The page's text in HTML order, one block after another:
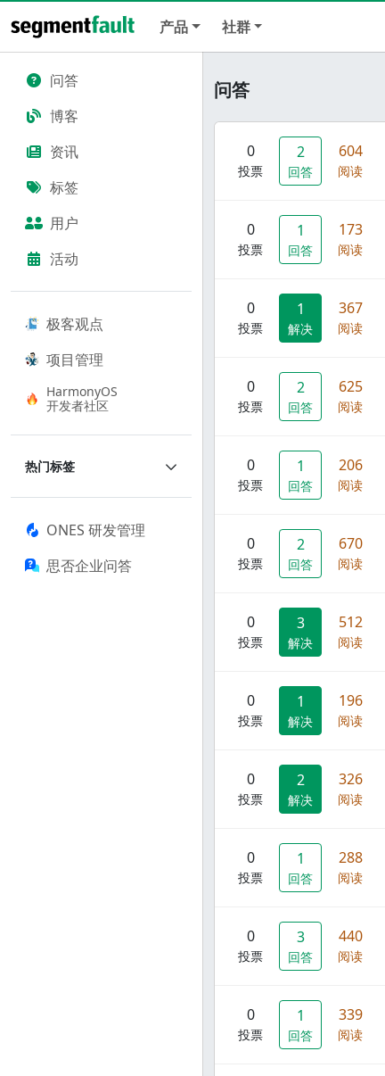
产品 社群
问答
博客
资讯
标签
用户
活动
极客观点
项目管理
HarmonyOS
开发者社区
热门标签
ONES 研发管理
思否企业问答
问答
0
投票
2
回答
604
阅读
0
投票
1
回答
173
阅读
0
投票
1
解决
367
阅读
0
投票
2
回答
625
阅读
0
投票
1
回答
206
阅读
0
投票
2
回答
670
阅读
0
投票
3
解决
512
阅读
0
投票
1
解决
196
阅读
0
投票
2
解决
326
阅读
0
投票
1
回答
288
阅读
0
投票
3
回答
440
阅读
0
投票
1
回答
339
阅读